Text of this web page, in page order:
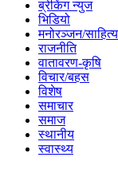
ब्रेकिंग न्युज
भिडियो
मनोरञ्जन/साहित्य
राजनीति
वातावरण-कृषि
विचार/बहस
विशेष
समाचार
समाज
स्थानीय
स्वास्थ्य